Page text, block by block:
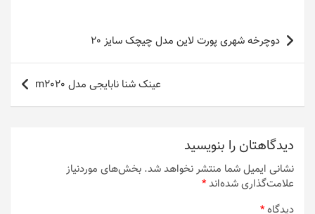
راهبری
نوشته
دوچرخه شهری پورت لاین مدل چیچک سایز 20
عینک شنا نابایجی مدل m2020
دیدگاهتان را بنویسید
نشانی ایمیل شما منتشر نخواهد شد. بخش‌های موردنیاز
علامت‌گذاری شده‌اند*
دیدگاه*